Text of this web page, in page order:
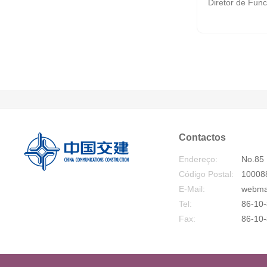
Diretor de
Contactos
Endereço:
No.85
Código Postal:
E-Mail:
Tel:
86-
Fax:
86-